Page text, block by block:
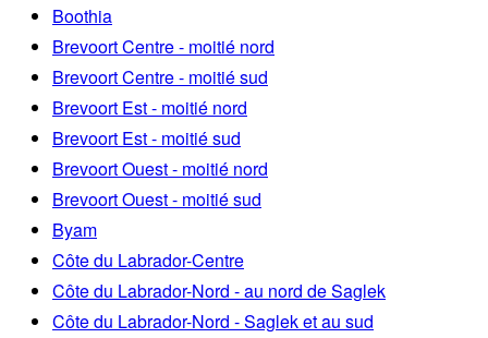
Boothia
Brevoort Centre - moitié nord
Brevoort Centre - moitié sud
Brevoort Est - moitié nord
Brevoort Est - moitié sud
Brevoort Ouest - moitié nord
Brevoort Ouest - moitié sud
Byam
Côte du Labrador-Centre
Côte du Labrador-Nord - au nord de Saglek
Côte du Labrador-Nord - Saglek et au sud